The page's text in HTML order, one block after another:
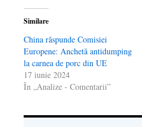
Similare
China răspunde Comisiei
Europene: Anchetă antidumping
la carnea de porc din UE
17 iunie 2024
În „Analize - Comentarii”